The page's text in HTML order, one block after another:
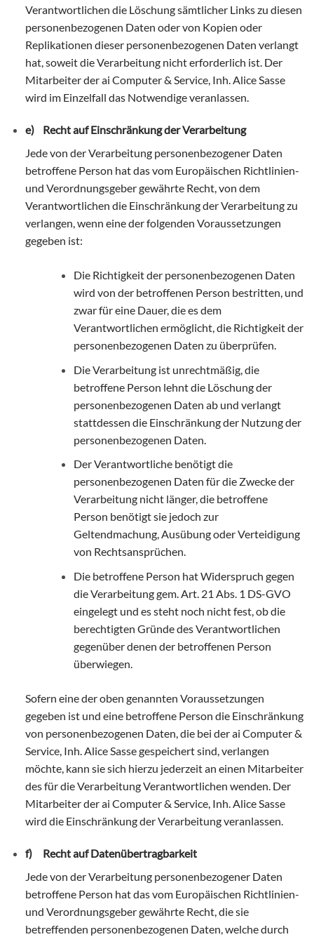
Verantwortlichen die Löschung sämtlicher Links zu diesen
personenbezogenen Daten oder von Kopien oder
Replikationen dieser personenbezogenen Daten verlangt
hat, soweit die Verarbeitung nicht erforderlich ist. Der
Mitarbeiter der ai Computer & Service, Inh. Alice Sasse
wird im Einzelfall das Notwendige veranlassen.
e) Recht auf Einschränkung der Verarbeitung
Jede von der Verarbeitung personenbezogener Daten
betroffene Person hat das vom Europäischen Richtlinien-
und Verordnungsgeber gewährte Recht, von dem
Verantwortlichen die Einschränkung der Verarbeitung zu
verlangen, wenn eine der folgenden Voraussetzungen
gegeben ist:
Die Richtigkeit der personenbezogenen Daten
wird von der betroffenen Person bestritten, und
zwar für eine Dauer, die es dem
Verantwortlichen ermöglicht, die Richtigkeit der
personenbezogenen Daten zu überprüfen.
Die Verarbeitung ist unrechtmäßig, die
betroffene Person lehnt die Löschung der
personenbezogenen Daten ab und verlangt
stattdessen die Einschränkung der Nutzung der
personenbezogenen Daten.
Der Verantwortliche benötigt die
personenbezogenen Daten für die Zwecke der
Verarbeitung nicht länger, die betroffene
Person benötigt sie jedoch zur
Geltendmachung, Ausübung oder Verteidigung
von Rechtsansprüchen.
Die betroffene Person hat Widerspruch gegen
die Verarbeitung gem. Art. 21 Abs. 1 DS-GVO
eingelegt und es steht noch nicht fest, ob die
berechtigten Gründe des Verantwortlichen
gegenüber denen der betroffenen Person
überwiegen.
Sofern eine der oben genannten Voraussetzungen
gegeben ist und eine betroffene Person die Einschränkung
von personenbezogenen Daten, die bei der ai Computer &
Service, Inh. Alice Sasse gespeichert sind, verlangen
möchte, kann sie sich hierzu jederzeit an einen Mitarbeiter
des für die Verarbeitung Verantwortlichen wenden. Der
Mitarbeiter der ai Computer & Service, Inh. Alice Sasse
wird die Einschränkung der Verarbeitung veranlassen.
f) Recht auf Datenübertragbarkeit
Jede von der Verarbeitung personenbezogener Daten
betroffene Person hat das vom Europäischen Richtlinien-
und Verordnungsgeber gewährte Recht, die sie
betreffenden personenbezogenen Daten, welche durch